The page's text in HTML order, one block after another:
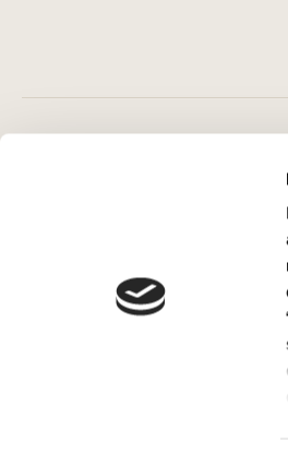
Cómo comprar en
Cómo colocar papel
Simbología del papel